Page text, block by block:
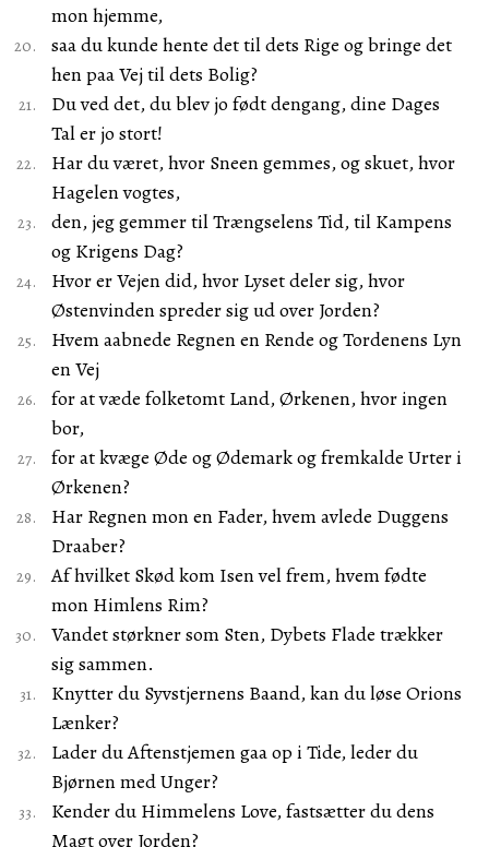
mon hjemme,
saa du kunde hente det til dets Rige og bringe det
hen paa Vej til dets Bolig?
Du ved det, du blev jo født dengang, dine Dages
Tal er jo stort!
Har du været, hvor Sneen gemmes, og skuet, hvor
Hagelen vogtes,
den, jeg gemmer til Trængselens Tid, til Kampens
og Krigens Dag?
Hvor er Vejen did, hvor Lyset deler sig, hvor
Østenvinden spreder sig ud over Jorden?
Hvem aabnede Regnen en Rende og Tordenens Lyn
en Vej
for at væde folketomt Land, Ørkenen, hvor ingen
bor,
for at kvæge Øde og Ødemark og fremkalde Urter i
Ørkenen?
Har Regnen mon en Fader, hvem avlede Duggens
Draaber?
Af hvilket Skød kom Isen vel frem, hvem fødte
mon Himlens Rim?
Vandet størkner som Sten, Dybets Flade trækker
sig sammen.
Knytter du Syvstjernens Baand, kan du løse Orions
Lænker?
Lader du Aftenstjemen gaa op i Tide, leder du
Bjørnen med Unger?
Kender du Himmelens Love, fastsætter du dens
Magt over Jorden?